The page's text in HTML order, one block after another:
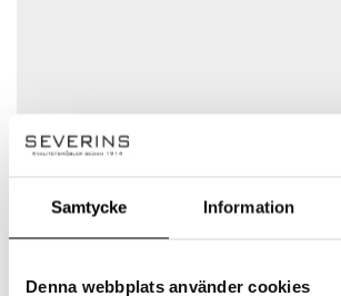
Samtycke Information
Denna webbplats använder cookies
E-post*
Belid
Kvalitet hos Severins